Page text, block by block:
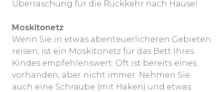
Überraschung für die Rückkehr nach Hause!
Moskitonetz
Wenn Sie in etwas abenteuerlicheren Gebieten
reisen, ist ein Moskitonetz für das Bett Ihres
Kindes empfehlenswert. Oft ist bereits eines
vorhanden, aber nicht immer. Nehmen Sie
auch eine Schraube (mit Haken) und etwas